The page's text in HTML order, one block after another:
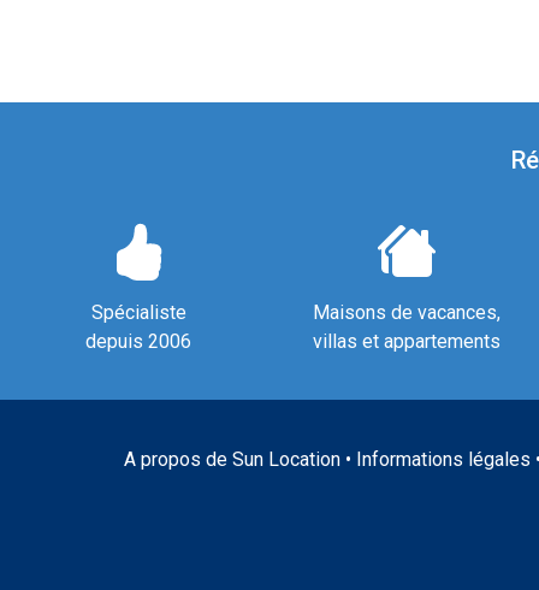
Spécialiste
depuis 2006
Maisons de vacances,
villas et appartements
A propos de Sun Location• Informations légales •